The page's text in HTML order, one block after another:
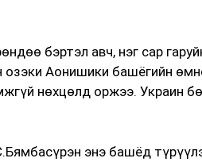
бэртэл авч, нэг сар
Аонишики башёгийн
нөхцөлд оржээ. Украин
энэ башёд